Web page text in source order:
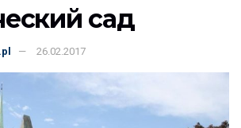
сад
26.02.2017